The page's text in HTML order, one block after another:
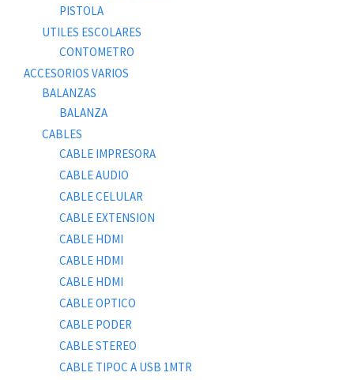
PISTOLA
UTILES ESCOLARES
CONTOMETRO
ACCESORIOS VARIOS
BALANZAS
BALANZA
CABLES
CABLE IMPRESORA
CABLE AUDIO
CABLE CELULAR
CABLE EXTENSION
CABLE HDMI
CABLE HDMI
CABLE HDMI
CABLE OPTICO
CABLE PODER
CABLE STEREO
CABLE TIPOC A USB 1MTR